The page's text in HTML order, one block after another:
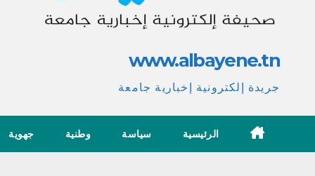
www.albayene.tn
جريدة إلكترونية إخبارية جامعة
الرئيسية سياسة وطنية جهوية